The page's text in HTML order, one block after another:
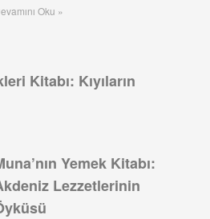
Oku »
Kitabı: Kıyıların
Yemek Kitabı:
Lezzetlerinin